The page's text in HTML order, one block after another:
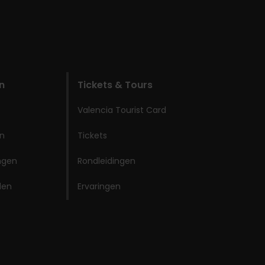
Tickets & Tours
Valencia Tourist Card
Tickets
Rondleidingen
Ervaringen